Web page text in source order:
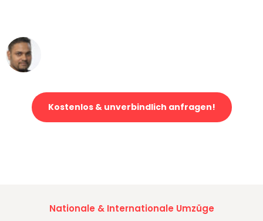
Kostenlos & unverbindlich anfragen!
Nationale & Internationale Umzüge